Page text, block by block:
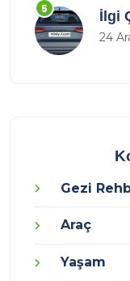
5 İlgi
24
Gezi
Araç
Yaşam